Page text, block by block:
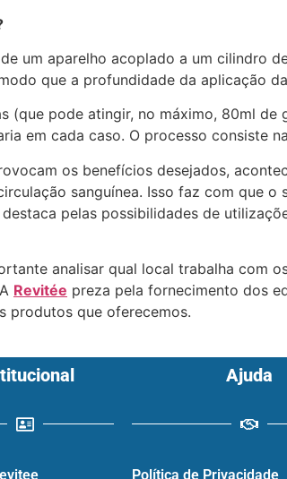
um aparelho acoplado a um cilindro
que a profundidade da aplicação
(que pode atingir, no máximo, 80ml
em cada caso. O processo consiste
os benefícios desejados,
sanguínea. Isso faz com que
pelas possibilidades de
analisar qual local trabalha com
Revitée preza pela fornecimento dos
produtos que oferecemos.
Ajuda
Política de Privacidade